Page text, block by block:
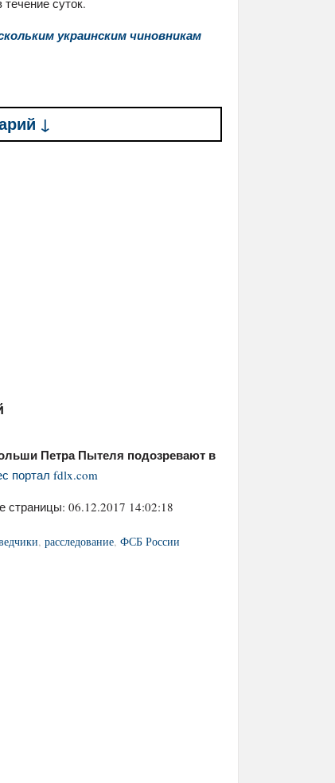
суток.
украинским чиновникам
↓
Петра Пытеля подозревают в
портал fdlx.com
страницы: 06.12.2017 14:02:18
, расследование, ФСБ России